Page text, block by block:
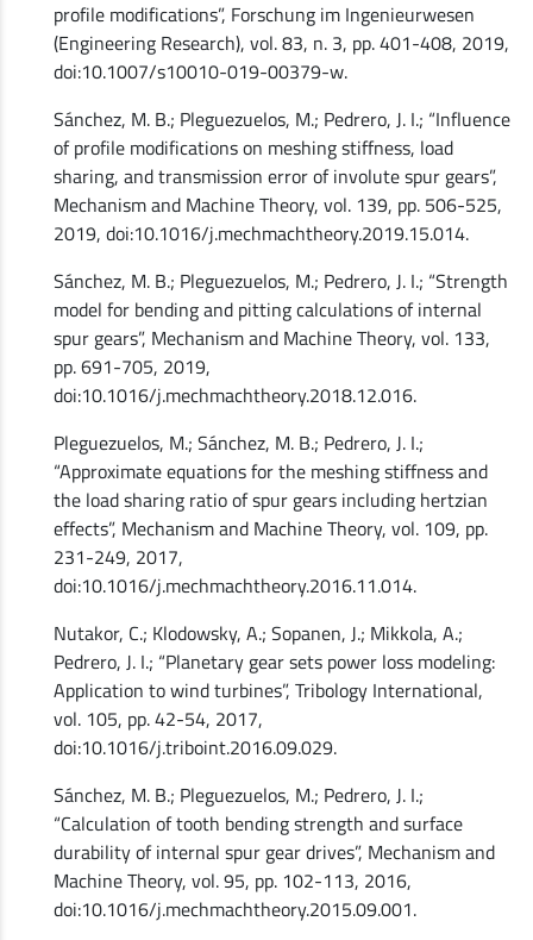
profile modifications”, Forschung im Ingenieurwesen
(Engineering Research), vol. 83, n. 3, pp. 401-408, 2019,
doi:10.1007/s10010-019-00379-w.
Sánchez, M. B.; Pleguezuelos, M.; Pedrero, J. I.; “Influence
of profile modifications on meshing stiffness, load
sharing, and transmission error of involute spur gears”,
Mechanism and Machine Theory, vol. 139, pp. 506-525,
2019, doi:10.1016/j.mechmachtheory.2019.15.014.
Sánchez, M. B.; Pleguezuelos, M.; Pedrero, J. I.; “Strength
model for bending and pitting calculations of internal
spur gears”, Mechanism and Machine Theory, vol. 133,
pp. 691-705, 2019,
doi:10.1016/j.mechmachtheory.2018.12.016.
Pleguezuelos, M.; Sánchez, M. B.; Pedrero, J. I.;
“Approximate equations for the meshing stiffness and
the load sharing ratio of spur gears including hertzian
effects”, Mechanism and Machine Theory, vol. 109, pp.
231-249, 2017,
doi:10.1016/j.mechmachtheory.2016.11.014.
Nutakor, C.; Klodowsky, A.; Sopanen, J.; Mikkola, A.;
Pedrero, J. I.; “Planetary gear sets power loss modeling:
Application to wind turbines”, Tribology International,
vol. 105, pp. 42-54, 2017,
doi:10.1016/j.triboint.2016.09.029.
Sánchez, M. B.; Pleguezuelos, M.; Pedrero, J. I.;
“Calculation of tooth bending strength and surface
durability of internal spur gear drives”, Mechanism and
Machine Theory, vol. 95, pp. 102-113, 2016,
doi:10.1016/j.mechmachtheory.2015.09.001.